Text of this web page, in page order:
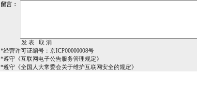
留言：
*经营许可证编号：京ICP00000008号
*遵守《互联网电子公告服务管理规定》
*遵守《全国人大常委会关于维护互联网安全的规定》